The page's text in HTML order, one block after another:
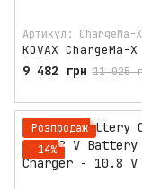
Артикул: ChargeMa-
9 482 грн 11 025
Розпродаж
−14%